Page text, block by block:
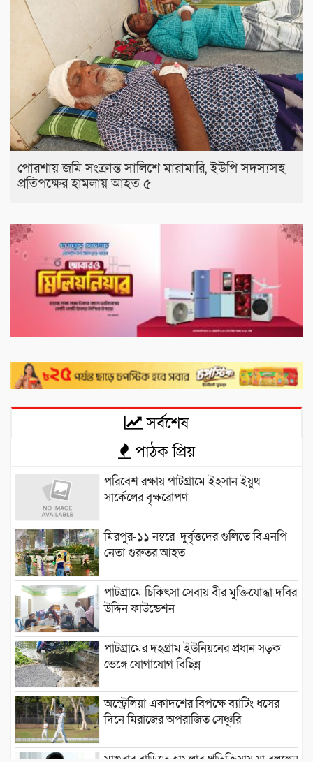
পোরশায় জমি সংক্রান্ত সালিশে মারামারি, ইউপি সদস্যসহ
প্রতিপক্ষের হামলায় আহত ৫
সর্বশেষ
পাঠক প্রিয়
পরিবেশ রক্ষায় পাটগ্রামে ইহসান ইয়ুথ
সার্কেলের বৃক্ষরোপণ
মিরপুর-১১ নম্বরে দুর্বৃত্তদের গুলিতে বিএনপি
নেতা গুরুতর আহত
পাটগ্রামে চিকিৎসা সেবায় বীর মুক্তিযোদ্ধা দবির
উদ্দিন ফাউন্ডেশন
পাটগ্রামের দহগ্রাম ইউনিয়নের প্রধান সড়ক
ভেঙ্গে যোগাযোগ বিছিন্ন
অস্ট্রেলিয়া একাদশের বিপক্ষে ব্যাটিং ধসের
দিনে মিরাজের অপরাজিত সেঞ্চুরি